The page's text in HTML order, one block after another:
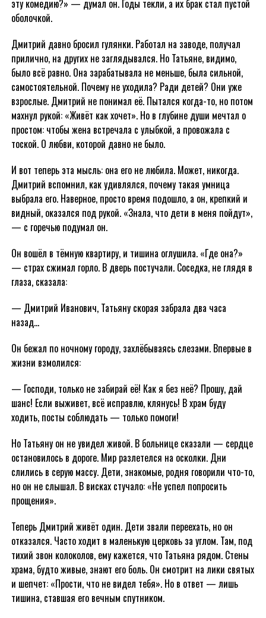
эту комедию?» — думал он. Годы текли, а их брак стал пустой
оболочкой.
Дмитрий давно бросил гулянки. Работал на заводе, получал
прилично, на других не заглядывался. Но Татьяне, видимо,
было всё равно. Она зарабатывала не меньше, была сильной,
самостоятельной. Почему не уходила? Ради детей? Они уже
взрослые. Дмитрий не понимал её. Пытался когда-то, но потом
махнул рукой: «Живёт как хочет». Но в глубине души мечтал о
простом: чтобы жена встречала с улыбкой, а провожала с
тоской. О любви, которой давно не было.
И вот теперь эта мысль: она его не любила. Может, никогда.
Дмитрий вспомнил, как удивлялся, почему такая умница
выбрала его. Наверное, просто время подошло, а он, крепкий и
видный, оказался под рукой. «Знала, что дети в меня пойдут»,
— с горечью подумал он.
Он вошёл в тёмную квартиру, и тишина оглушила. «Где она?»
— страх сжимал горло. В дверь постучали. Соседка, не глядя в
глаза, сказала:
— Дмитрий Иванович, Татьяну скорая забрала два часа
назад…
Он бежал по ночному городу, захлёбываясь слезами. Впервые в
жизни взмолился:
— Господи, только не забирай её! Как я без неё? Прошу, дай
шанс! Если выживет, всё исправлю, клянусь! В храм буду
ходить, посты соблюдать — только помоги!
Но Татьяну он не увидел живой. В больнице сказали — сердце
остановилось в дороге. Мир разлетелся на осколки. Дни
слились в серую массу. Дети, знакомые, родня говорили что-то,
но он не слышал. В висках стучало: «Не успел попросить
прощения».
Теперь Дмитрий живёт один. Дети звали переехать, но он
отказался. Часто ходит в маленькую церковь за углом. Там, под
тихий звон колоколов, ему кажется, что Татьяна рядом. Стены
храма, будто живые, знают его боль. Он смотрит на лики святых
и шепчет: «Прости, что не видел тебя». Но в ответ — лишь
тишина, ставшая его вечным спутником.